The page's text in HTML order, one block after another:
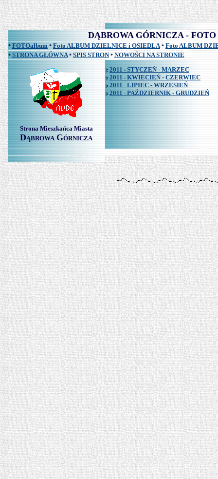
DĄBROWA GÓRNICZA - FOTO
* FOTOalbum * Foto ALBUM DZIELNICE i OSIEDLA * Foto ALBUM
* STRONA GŁÓWNA * SPIS STRON * NOWOŚCI NA STRONIE
Strona Mieszkańca Miasta
DĄBROWA GÓRNICZA
|: 2011 - STYCZEŃ - MARZEC
|: 2011 - KWIECIEŃ - CZERWIEC
|: 2011 - LIPIEC - WRZESIEŃ
|: 2011 - PAŹDZIERNIK - GRUDZIEŃ